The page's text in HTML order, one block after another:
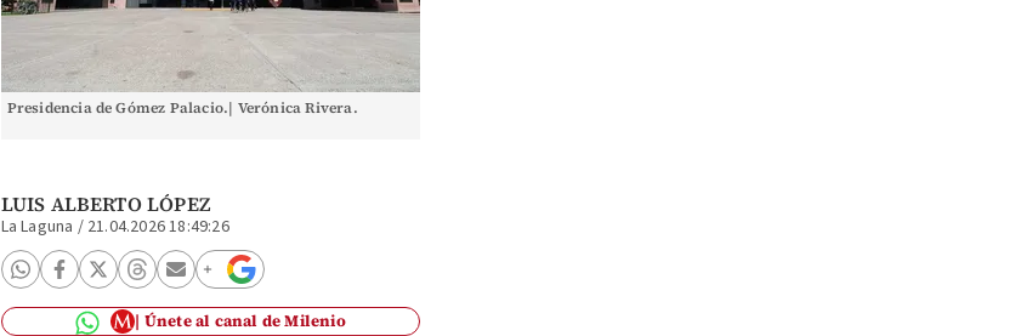
Presidencia de Gómez Palacio.| Verónica Rivera.
LUIS ALBERTO LÓPEZ
La Laguna / 21.04.2026 18:49:26
Únete al canal de Milenio